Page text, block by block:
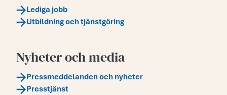
Lediga jobb
Utbildning och tjänstgöring
Nyheter och media
Pressmeddelanden och nyheter
Presstjänst